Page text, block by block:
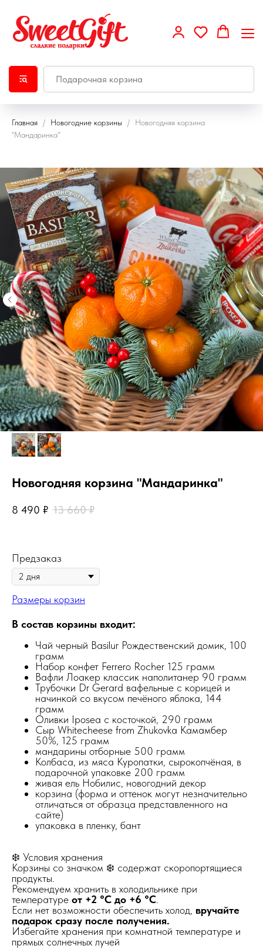
Главная Новогодние корзины
Новогодняя корзина
"Мандаринка"
Новогодняя корзина "Мандаринка"
8 490 ₽ 13 660 ₽
Предзаказ
Размеры корзин
В состав корзины входит:
Чай черный Basilur Рождественский домик, 100
грамм
Набор конфет Ferrero Rocher 125 грамм
Вафли Лоакер классик наполитанер 90 грамм
Трубочки Dr Gerard вафельные с корицей и
начинкой со вкусом печёного яблока, 144
грамм
Оливки Iposea с косточкой, 290 грамм
Сыр Whitecheese from Zhukovka Камамбер
50%, 125 грамм
мандарины отборные 500 грамм
Колбаса, из мяса Куропатки, сырокопчёная, в
подарочной упаковке 200 грамм
живая ель Нобилис, новогодний декор
корзина (форма и оттенок могут незначительно
отличаться от образца представленного на
сайте)
упаковка в пленку, бант
❄️ Условия хранения
Корзины со значком ❄️ содержат скоропортящиеся
продукты.
Рекомендуем хранить в холодильнике при
температуре от +2 °C до +6 °C
Если нет возможности обеспечить холод, вручайте
подарок сразу после получения.
Избегайте хранения при комнатной температуре и
прямых солнечных лучей